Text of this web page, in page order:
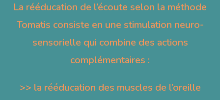
La rééducation de l’écoute selon la méthode
Tomatis consiste en une stimulation neuro-
sensorielle qui combine des actions
complémentaires :
>> la rééducation des muscles de l’oreille